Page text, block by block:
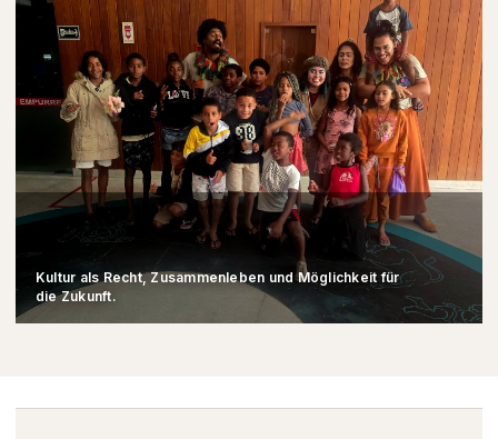
Kultur als Recht, Zusammenleben und Möglichkeit für
die Zukunft.